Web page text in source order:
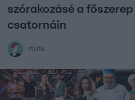
szórakozásé a főszerep
csatornáin
rtl.hu